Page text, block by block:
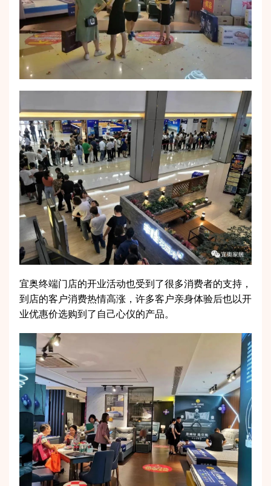
宜奥终端门店的开业活动也受到了很多消费者的支持，
到店的客户消费热情高涨，许多客户亲身体验后也以开
业优惠价选购到了自己心仪的产品。